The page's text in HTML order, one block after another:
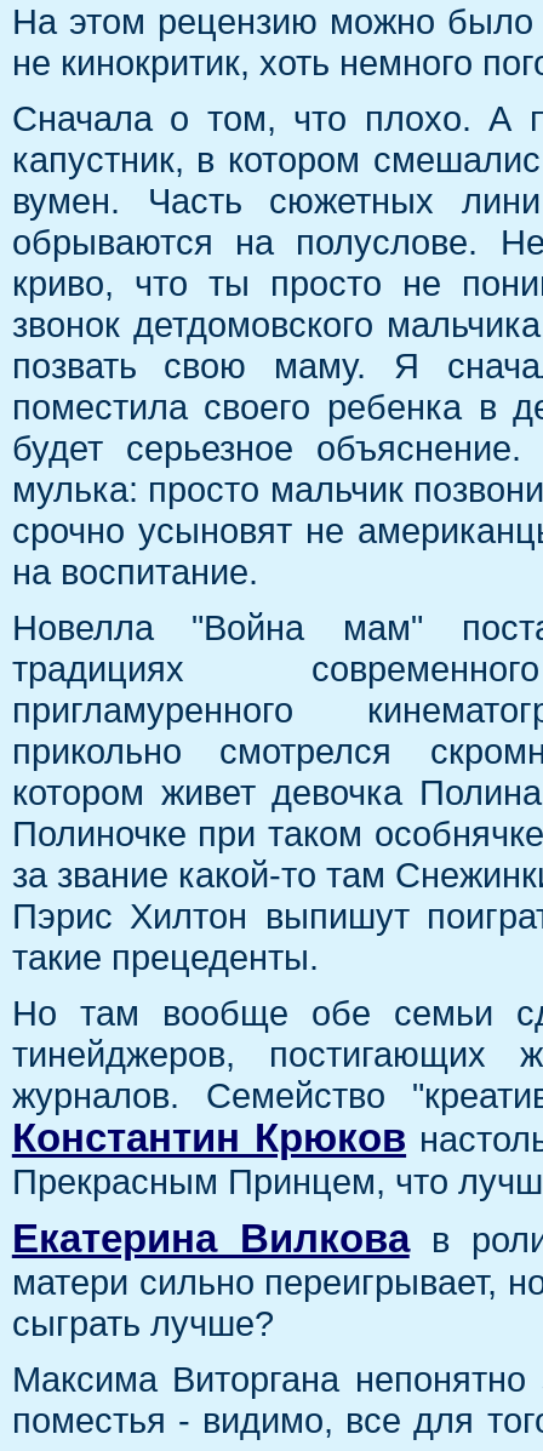
На этом рецензию можно было
не кинокритик, хоть немного
Сначала о том, что плохо. А
капустник, в котором
вумен. Часть сюжетных
обрываются на полуслове.
криво, что ты просто не
звонок детдомовского
позвать свою маму. Я
поместила своего ребенка в
будет серьезное
мулька: просто мальчик
срочно усыновят не
на воспитание.
Новелла "Война мам"
традициях
пригламуренного
прикольно смотрелся
котором живет девочка
Полиночке при таком
за звание какой-то там
Пэрис Хилтон выпишут
такие прецеденты.
Но там вообще обе семьи
тинейджеров, постигающих
журналов. Семейство
Константин Крюков
Прекрасным Принцем, что
Екатерина Вилковав роли
матери сильно переигрывает,
сыграть лучше?
Максима Виторгана
поместья - видимо, все для